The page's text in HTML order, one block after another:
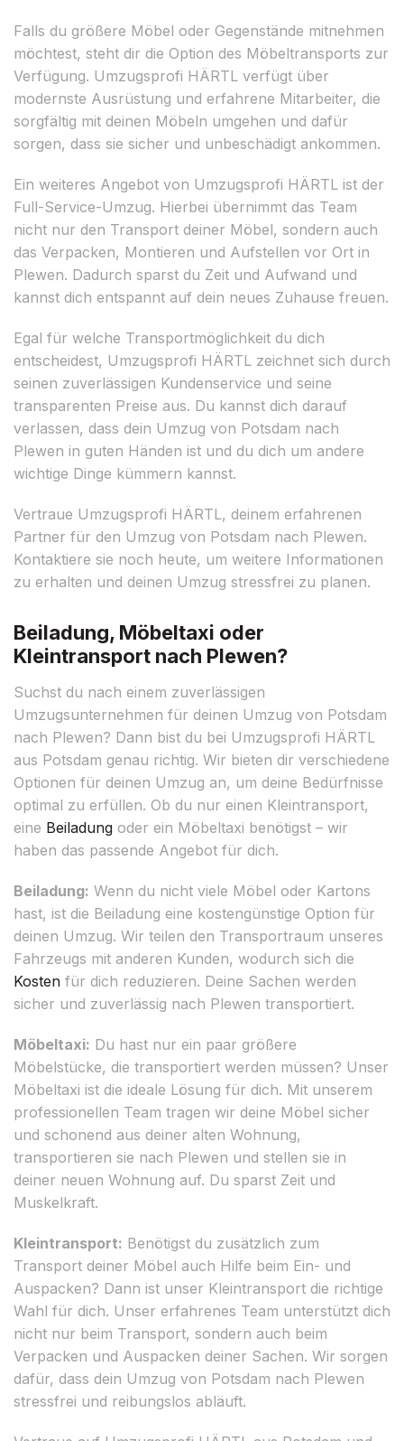
Falls du größere Möbel oder Gegenstände mitnehmen
möchtest, steht dir die Option des Möbeltransports zur
Verfügung. Umzugsprofi HÄRTL verfügt über
modernste Ausrüstung und erfahrene Mitarbeiter, die
sorgfältig mit deinen Möbeln umgehen und dafür
sorgen, dass sie sicher und unbeschädigt ankommen.
Ein weiteres Angebot von Umzugsprofi HÄRTL ist der
Full-Service-Umzug. Hierbei übernimmt das Team
nicht nur den Transport deiner Möbel, sondern auch
das Verpacken, Montieren und Aufstellen vor Ort in
Plewen. Dadurch sparst du Zeit und Aufwand und
kannst dich entspannt auf dein neues Zuhause freuen.
Egal für welche Transportmöglichkeit du dich
entscheidest, Umzugsprofi HÄRTL zeichnet sich durch
seinen zuverlässigen Kundenservice und seine
transparenten Preise aus. Du kannst dich darauf
verlassen, dass dein Umzug von Potsdam nach
Plewen in guten Händen ist und du dich um andere
wichtige Dinge kümmern kannst.
Vertraue Umzugsprofi HÄRTL, deinem erfahrenen
Partner für den Umzug von Potsdam nach Plewen.
Kontaktiere sie noch heute, um weitere Informationen
zu erhalten und deinen Umzug stressfrei zu planen.
Beiladung, Möbeltaxi oder
Kleintransport nach Plewen?
Suchst du nach einem zuverlässigen
Umzugsunternehmen für deinen Umzug von Potsdam
nach Plewen? Dann bist du bei Umzugsprofi HÄRTL
aus Potsdam genau richtig. Wir bieten dir verschiedene
Optionen für deinen Umzug an, um deine Bedürfnisse
optimal zu erfüllen. Ob du nur einen Kleintransport,
eine Beiladung oder ein Möbeltaxi benötigst – wir
haben das passende Angebot für dich.
Beiladung: Wenn du nicht viele Möbel oder Kartons
hast, ist die Beiladung eine kostengünstige Option für
deinen Umzug. Wir teilen den Transportraum unseres
Fahrzeugs mit anderen Kunden, wodurch sich die
Kosten für dich reduzieren. Deine Sachen werden
sicher und zuverlässig nach Plewen transportiert.
Möbeltaxi: Du hast nur ein paar größere
Möbelstücke, die transportiert werden müssen? Unser
Möbeltaxi ist die ideale Lösung für dich. Mit unserem
professionellen Team tragen wir deine Möbel sicher
und schonend aus deiner alten Wohnung,
transportieren sie nach Plewen und stellen sie in
deiner neuen Wohnung auf. Du sparst Zeit und
Muskelkraft.
Kleintransport: Benötigst du zusätzlich zum
Transport deiner Möbel auch Hilfe beim Ein- und
Auspacken? Dann ist unser Kleintransport die richtige
Wahl für dich. Unser erfahrenes Team unterstützt dich
nicht nur beim Transport, sondern auch beim
Verpacken und Auspacken deiner Sachen. Wir sorgen
dafür, dass dein Umzug von Potsdam nach Plewen
stressfrei und reibungslos abläuft.